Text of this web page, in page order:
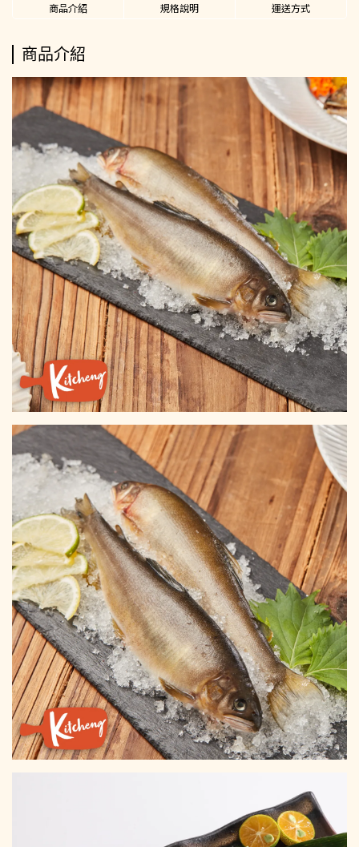
商品介紹 規格說明 運送方式
商品介紹